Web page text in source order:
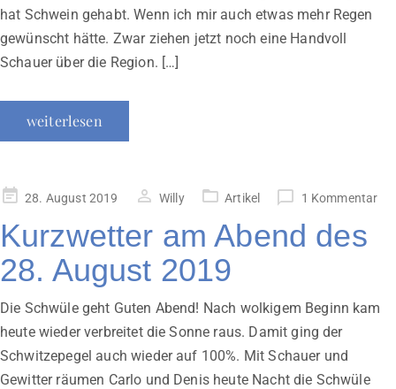
hat Schwein gehabt. Wenn ich mir auch etwas mehr Regen
gewünscht hätte. Zwar ziehen jetzt noch eine Handvoll
Schauer über die Region. […]
weiterlesen
Veröffentlicht
28. August 2019 Willy Artikel 1 Kommentar
Kurzwetter am Abend des
28. August 2019
Die Schwüle geht Guten Abend! Nach wolkigem Beginn kam
heute wieder verbreitet die Sonne raus. Damit ging der
Schwitzepegel auch wieder auf 100%. Mit Schauer und
Gewitter räumen Carlo und Denis heute Nacht die Schwüle